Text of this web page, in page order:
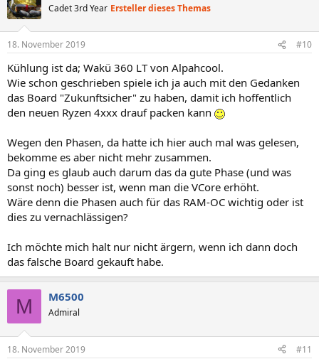
Cadet 3rd Year Ersteller dieses Themas
18. November 2019 #10
Kühlung ist da; Wakü 360 LT von Alpahcool.
Wie schon geschrieben spiele ich ja auch mit den Gedanken
das Board "Zukunftsicher" zu haben, damit ich hoffentlich
den neuen Ryzen 4xxx drauf packen kann
Wegen den Phasen, da hatte ich hier auch mal was gelesen,
bekomme es aber nicht mehr zusammen.
Da ging es glaub auch darum das da gute Phase (und was
sonst noch) besser ist, wenn man die VCore erhöht.
Wäre denn die Phasen auch für das RAM-OC wichtig oder ist
dies zu vernachlässigen?
Ich möchte mich halt nur nicht ärgern, wenn ich dann doch
das falsche Board gekauft habe.
M M6500
Admiral
18. November 2019 #11